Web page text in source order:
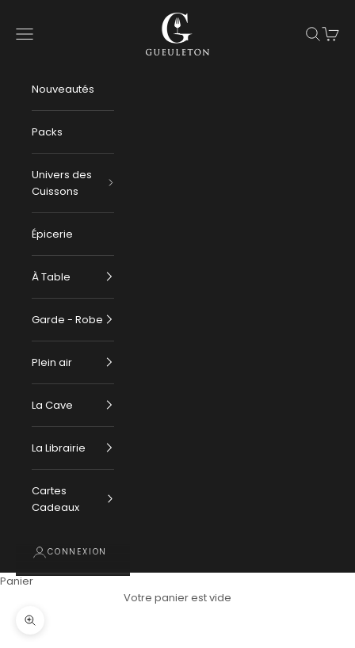
Gueuleton
Menu
Panier
Nouveautés
Packs
Univers des
Cuissons
Épicerie
À Table
Garde - Robe
Plein air
La Cave
La Librairie
Cartes
Cadeaux
CONNEXION
Panier
Votre panier est vide
Zoomer sur l'image